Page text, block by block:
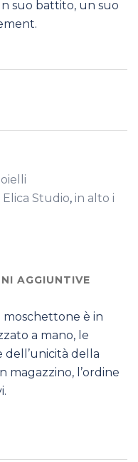
suo battito, un suo
Elica Studio, in alto i
AGGIUNTIVE
moschettone è in
a mano, le
della
magazzino, l’ordine